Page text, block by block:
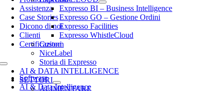
Expresso BI – Business Intelligence
Expresso GO – Gestione Ordini
Expresso Facilities
Expresso WhistleCloud
Custom
NiceLabel
Storia di Expresso
AI & DATA INTELLIGENCE
SETTORI
ALIMENTARE
Assistenza
Case Stories
Dicono di noi
Clienti
Certificazioni
Toggle
NavigationSoftware
AI & Data Intelligence